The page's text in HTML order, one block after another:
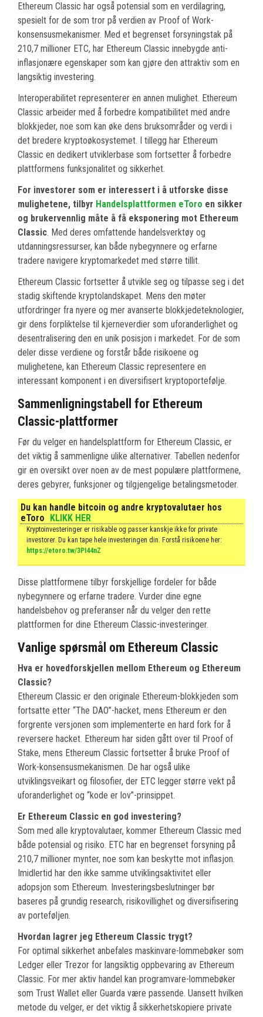
Ethereum Classic har også potensial som en verdilagring,
spesielt for de som tror på verdien av Proof of Work-
konsensusmekanismer. Med et begrenset forsyningstak på
210,7 millioner ETC, har Ethereum Classic innebygde anti-
inflasjonære egenskaper som kan gjøre den attraktiv som en
langsiktig investering.
Interoperabilitet representerer en annen mulighet. Ethereum
Classic arbeider med å forbedre kompatibilitet med andre
blokkjeder, noe som kan øke dens bruksområder og verdi i
det bredere kryptoøkosystemet. I tillegg har Ethereum
Classic en dedikert utviklerbase som fortsetter å forbedre
plattformens funksjonalitet og sikkerhet.
For investorer som er interessert i å utforske disse
mulighetene, tilbyr Handelsplattformen eToro en sikker
og brukervennlig måte å få eksponering mot Ethereum
Classic. Med deres omfattende handelsverktøy og
utdanningsressurser, kan både nybegynnere og erfarne
tradere navigere kryptomarkedet med større tillit.
Ethereum Classic fortsetter å utvikle seg og tilpasse seg i det
stadig skiftende kryptolandskapet. Mens den møter
utfordringer fra nyere og mer avanserte blokkjedeteknologier,
gir dens forpliktelse til kjerneverdier som uforanderlighet og
desentralisering den en unik posisjon i markedet. For de som
deler disse verdiene og forstår både risikoene og
mulighetene, kan Ethereum Classic representere en
interessant komponent i en diversifisert kryptoportefølje.
Sammenligningstabell for Ethereum
Classic-plattformer
Før du velger en handelsplattform for Ethereum Classic, er
det viktig å sammenligne ulike alternativer. Tabellen nedenfor
gir en oversikt over noen av de mest populære plattformene,
deres gebyrer, funksjoner og tilgjengelige betalingsmetoder.
Du kan handle bitcoin og andre kryptovalutaer hos
eToro KLIKK HER
Kryptoinvesteringer er risikable og passer kanskje ikke for private
investorer. Du kan tape hele investeringen din. Forstå risikoene her:
https://etoro.tw/3PI44nZ
Disse plattformene tilbyr forskjellige fordeler for både
nybegynnere og erfarne tradere. Vurder dine egne
handelsbehov og preferanser når du velger den rette
plattformen for dine Ethereum Classic-investeringer.
Vanlige spørsmål om Ethereum Classic
Hva er hovedforskjellen mellom Ethereum og Ethereum
Classic?
Ethereum Classic er den originale Ethereum-blokkjeden som
fortsatte etter “The DAO”-hacket, mens Ethereum er den
forgrente versjonen som implementerte en hard fork for å
reversere hacket. Ethereum har siden gått over til Proof of
Stake, mens Ethereum Classic fortsetter å bruke Proof of
Work-konsensusmekanismen. De har også ulike
utviklingsveikart og filosofier, der ETC legger større vekt på
uforanderlighet og “kode er lov”-prinsippet.
Er Ethereum Classic en god investering?
Som med alle kryptovalutaer, kommer Ethereum Classic med
både potensial og risiko. ETC har en begrenset forsyning på
210,7 millioner mynter, noe som kan beskytte mot inflasjon.
Imidlertid har den ikke samme utviklingsaktivitet eller
adopsjon som Ethereum. Investeringsbeslutninger bør
baseres på grundig research, risikovillighet og diversifisering
av porteføljen.
Hvordan lagrer jeg Ethereum Classic trygt?
For optimal sikkerhet anbefales maskinvare-lommebøker som
Ledger eller Trezor for langsiktig oppbevaring av Ethereum
Classic. For mer aktiv handel kan programvare-lommebøker
som Trust Wallet eller Guarda være passende. Uansett hvilken
metode du velger, er det viktig å sikkerhetskopiere private